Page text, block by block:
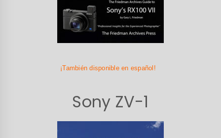
¡También disponible en español!
Sony ZV-1